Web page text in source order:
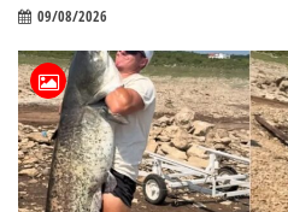
09/08/2026